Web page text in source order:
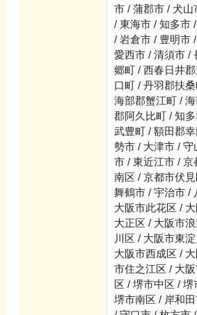
市 / 蒲郡市 / 犬
/ 東海市 / 知多市
/ 岩倉市 / 豊明市
愛西市 / 清須市 /
郷町 / 西春日井
口町 / 丹羽郡扶
海部郡蟹江町 /
郡阿久比町 / 知
武豊町 / 額田郡
勢市 / 大津市 /
市 / 東近江市 /
南区 / 京都市伏
舞鶴市 / 宇治市 /
大阪市此花区 /
大正区 / 大阪市
川区 / 大阪市東
大阪市西成区 /
市住之江区 / 大
区 / 堺市中区 /
堺市南区 / 岸和